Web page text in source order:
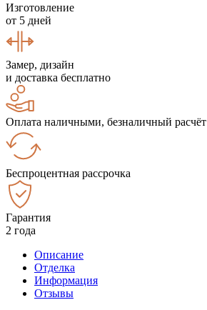
Изготовление
от 5 дней
Замер, дизайн
и доставка бесплатно
Оплата наличными, безналичный расчёт
Беспроцентная рассрочка
Гарантия
2 года
Описание
Отделка
Информация
Отзывы